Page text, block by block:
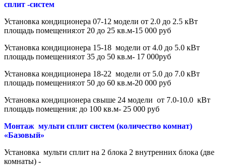
сплит -систем
Установка кондиционера 07-12 модели от 2.0 до 2.5 кВт
площадь помещения:от 20 до 25 кв.м-15 000 руб
Установка кондиционера 15-18 модели от 4.0 до 5.0 кВт
площадь помещения:от 35 до 50 кв.м- 17 000руб
Установка кондиционера 18-22 модели от 5.0 до 7.0 кВт
площадь помещения:от 50 до 60 кв.м-20 000 руб
Установка кондиционера свыше 24 модели от 7.0-10.0 кВт
площадь помещения: до 100 кв.м- 25 000 руб
Монтаж мульти сплит систем (количество комнат)
«Базовый»
Установка мульти сплит на 2 блока 2 внутренних блока (две
комнаты) -